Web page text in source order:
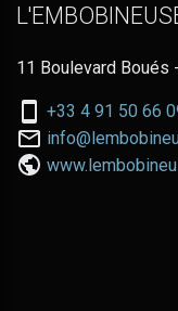
11 Boulevard Boués
Nous
téléphoner
au:
+33 4 91 50 66
Nous
contacter